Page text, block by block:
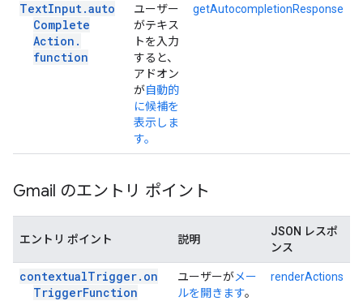
TextInput.auto
Complete
Action .
function
ユーザー
がテキス
トを入力
すると、
アドオン
が自動的
に候補を
表示しま
す。
getAutocompletionResponse
Gmail のエントリ ポイント
エントリ ポイント 説明
JSON レスポ
ンス
contextualTrigger. on
TriggerFunction
ユーザーがメー
ルを開きます。
renderActions